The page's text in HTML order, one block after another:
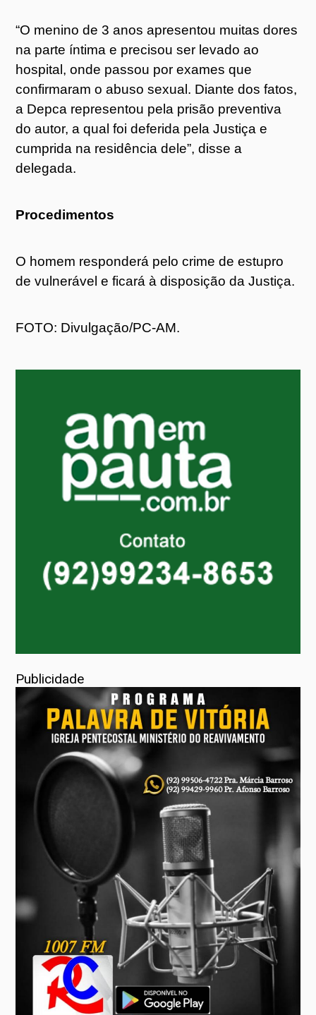
“O menino de 3 anos apresentou muitas dores
na parte íntima e precisou ser levado ao
hospital, onde passou por exames que
confirmaram o abuso sexual. Diante dos fatos,
a Depca representou pela prisão preventiva
do autor, a qual foi deferida pela Justiça e
cumprida na residência dele”, disse a
delegada.
Procedimentos
O homem responderá pelo crime de estupro
de vulnerável e ficará à disposição da Justiça.
FOTO: Divulgação/PC-AM.
Publicidade